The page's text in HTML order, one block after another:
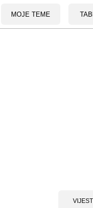
MOJE TEME
VIJESTI